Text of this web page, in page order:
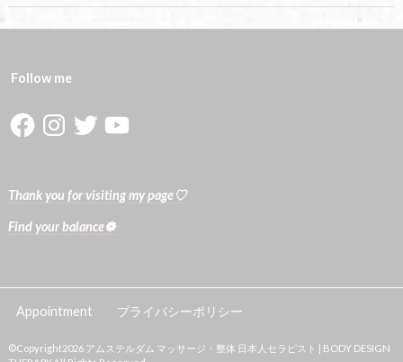
Follow me
FacebookInstagram
TwitterYouTube
Thank you for visiting my page♡
Find your balance❁
Appointment プライバシーポリシー
©Copyright2026 アムステルダム マッサージ・整体 日本人セラピスト | BODY DESIGN